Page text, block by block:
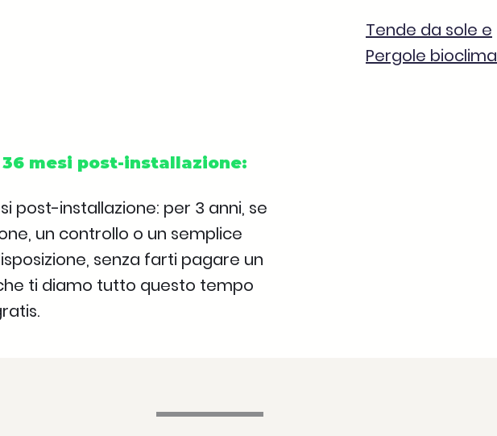
mesi post-installazione:
post-installazione: per 3 anni, se
un controllo o un semplice
senza farti pagare un
ti diamo tutto questo tempo
Tende da sole e
Pergole